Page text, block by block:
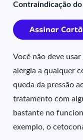
Contraindicação
Você não deve
alergia a qualquer
queda da pressão
tratamento com
bastante no
exemplo, o